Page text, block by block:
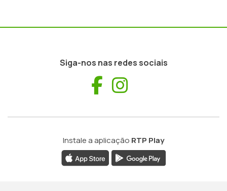
Siga-nos nas redes sociais
Facebook
Instale a aplicação RTP Play